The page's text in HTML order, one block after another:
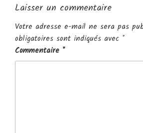
Laisser un commentaire
Votre adresse e-mail ne sera pas
obligatoires sont indiqués avec *
Commentaire *